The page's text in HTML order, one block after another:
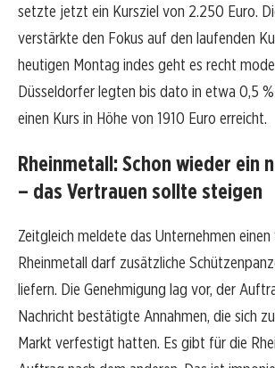
setzte jetzt ein Kursziel von 2.250 Euro.
verstärkte den Fokus auf den laufenden
heutigen Montag indes geht es recht
Düsseldorfer legten bis dato in etwa 0,5
einen Kurs in Höhe von 1910 Euro erreicht.
Rheinmetall: Schon wieder ein
– das Vertrauen sollte steigen
Zeitgleich meldete das Unternehmen
Rheinmetall darf zusätzliche
liefern. Die Genehmigung lag vor, der
Nachricht bestätigte Annahmen, die sich
Markt verfestigt hatten. Es gibt für die